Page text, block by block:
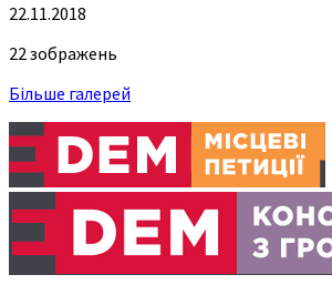
22.11.2018
22 зображень
Більше галерей